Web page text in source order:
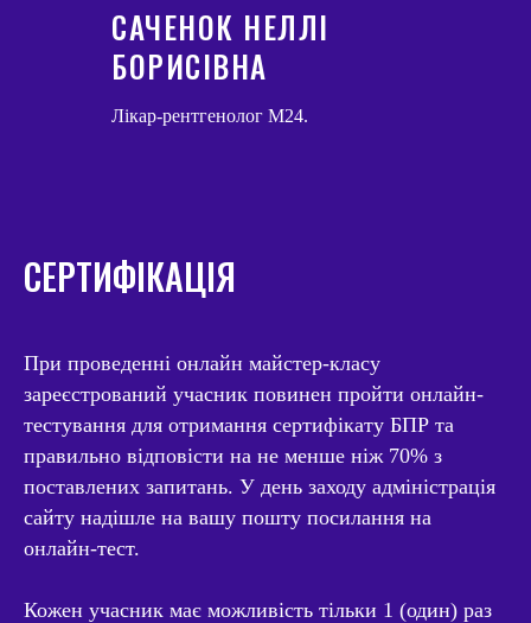
САЧЕНОК НЕЛЛІ
БОРИСІВНА
Лікар-рентгенолог М24.
СЕРТИФІКАЦІЯ
При проведенні онлайн майстер-класу
зареєстрований учасник повинен пройти онлайн-
тестування для отримання сертифікату БПР та
правильно відповісти на не менше ніж 70% з
поставлених запитань. У день заходу адміністрація
сайту надішле на вашу пошту посилання на
онлайн-тест.
Кожен учасник має можливість тільки 1 (один) раз